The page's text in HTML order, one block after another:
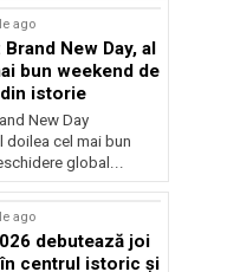
ago
New Day, al
bun weekend de
istorie
New Day
doilea cel mai bun
global...
ago
debutează joi
centrul istoric și